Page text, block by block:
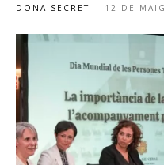
DONA SECRET - 12 DE